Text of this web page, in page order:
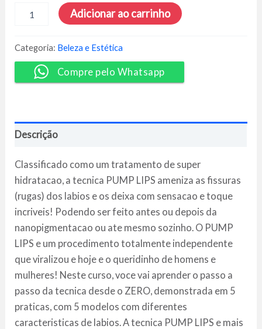
Natalia
Martins
quantidade
Adicionar ao carrinho
Categoria: Beleza e Estética
Compre pelo Whatsapp
Descrição
Classificado como um tratamento de super
hidratacao, a tecnica PUMP LIPS ameniza as fissuras
(rugas) dos labios e os deixa com sensacao e toque
incriveis! Podendo ser feito antes ou depois da
nanopigmentacao ou ate mesmo sozinho. O PUMP
LIPS e um procedimento totalmente independente
que viralizou e hoje e o queridinho de homens e
mulheres! Neste curso, voce vai aprender o passo a
passo da tecnica desde o ZERO, demonstrada em 5
praticas, com 5 modelos com diferentes
caracteristicas de labios. A tecnica PUMP LIPS e mais